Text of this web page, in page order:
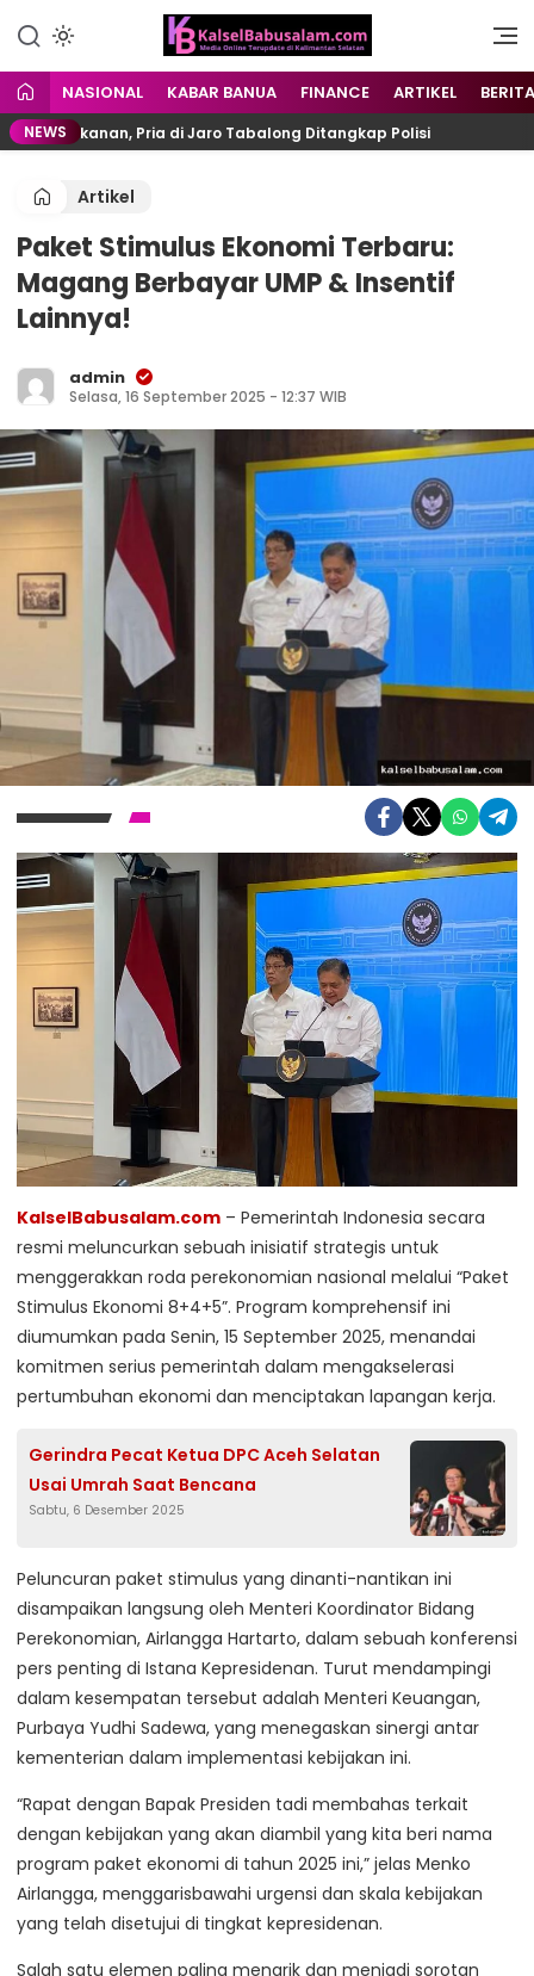
kalselbabusalam.com
Menyuarakan Kalsel,
Menginspirasi Nusantara
NASIONAL KABAR BANUA FINANCE ARTIKEL BERITA
NEWS Pria di Jaro Tabalong Ditangkap Polisi
Artikel
Paket Stimulus Ekonomi Terbaru:
Magang Berbayar UMP & Insentif
Lainnya!
admin
Selasa, 16 September 2025 - 12:37 WIB
KalselBabusalam.com – Pemerintah Indonesia secara
resmi meluncurkan sebuah inisiatif strategis untuk
menggerakkan roda perekonomian nasional melalui “Paket
Stimulus Ekonomi 8+4+5”. Program komprehensif ini
diumumkan pada Senin, 15 September 2025, menandai
komitmen serius pemerintah dalam mengakselerasi
pertumbuhan ekonomi dan menciptakan lapangan kerja.
Gerindra Pecat Ketua DPC Aceh Selatan
Usai Umrah Saat Bencana
Sabtu, 6 Desember 2025
Peluncuran paket stimulus yang dinanti-nantikan ini
disampaikan langsung oleh Menteri Koordinator Bidang
Perekonomian, Airlangga Hartarto, dalam sebuah konferensi
pers penting di Istana Kepresidenan. Turut mendampingi
dalam kesempatan tersebut adalah Menteri Keuangan,
Purbaya Yudhi Sadewa, yang menegaskan sinergi antar
kementerian dalam implementasi kebijakan ini.
“Rapat dengan Bapak Presiden tadi membahas terkait
dengan kebijakan yang akan diambil yang kita beri nama
program paket ekonomi di tahun 2025 ini,” jelas Menko
Airlangga, menggarisbawahi urgensi dan skala kebijakan
yang telah disetujui di tingkat kepresidenan.
Salah satu elemen paling menarik dan menjadi sorotan